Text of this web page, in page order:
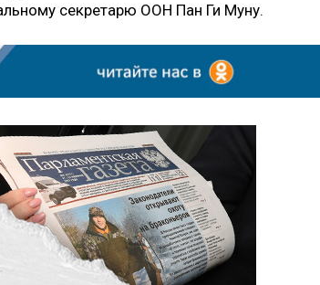
секретарю ООН Пан Ги Муну.